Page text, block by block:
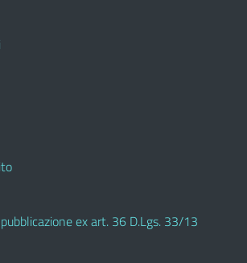
ex art. 36 D.Lgs. 33/13